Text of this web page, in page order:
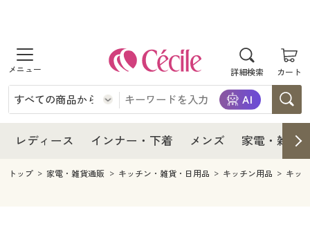
詳細検索 カート
商品を探す
レディース
レディースファッション
インナー・下着
インナー・下着通販すべて
メンズ
レディース インナー・下着 メンズ 家電・雑貨
レディース
レディース通販すべて
レディースファッション
インナー・下着
インナー・下着通販すべて
メンズ
トップ 家電・雑貨通販 キッチン・雑貨・日用品 キッチン用品 キッ